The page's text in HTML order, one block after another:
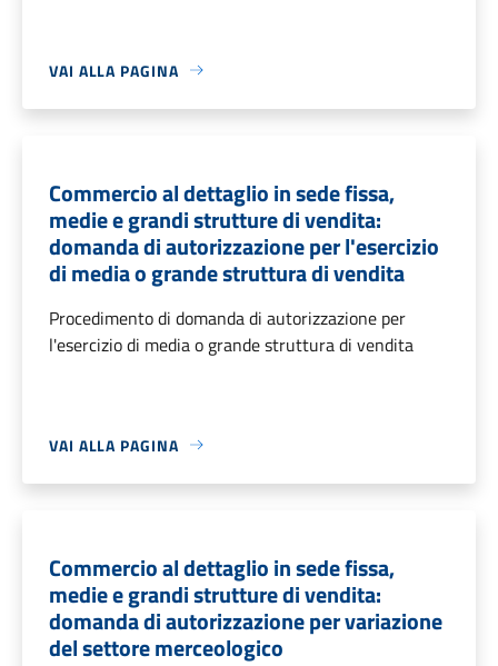
VAI ALLA PAGINA
Commercio al dettaglio in sede fissa,
medie e grandi strutture di vendita:
domanda di autorizzazione per l'esercizio
di media o grande struttura di vendita
Procedimento di domanda di autorizzazione per
l'esercizio di media o grande struttura di vendita
VAI ALLA PAGINA
Commercio al dettaglio in sede fissa,
medie e grandi strutture di vendita:
domanda di autorizzazione per variazione
del settore merceologico